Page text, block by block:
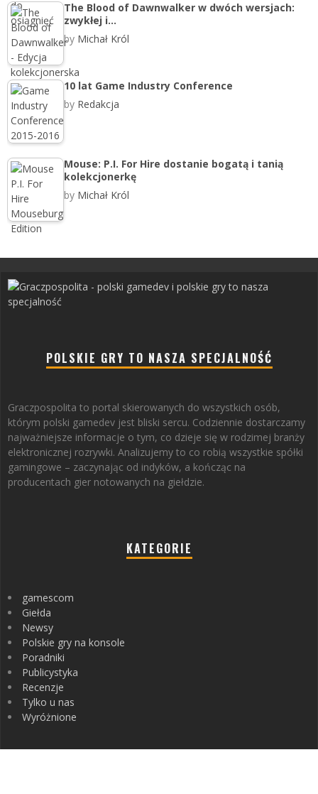
The Blood of Dawnwalker w dwóch wersjach:
zwykłej i…
by Michał Król
10 lat Game Industry Conference
by Redakcja
Mouse: P.I. For Hire dostanie bogatą i tanią
kolekcjonerkę
by Michał Król
POLSKIE GRY TO NASZA SPECJALNOŚĆ
Graczpospolita to portal skierowanych do wszystkich osób,
którym polski gamedev jest bliski sercu. Codziennie dostarczamy
najważniejsze informacje o tym, co dzieje się w rodzimej branży
elektronicznej rozrywki. Analizujemy to co robią wszystkie spółki
gamingowe – zaczynając od indyków, a kończąc na
producentach gier notowanych na giełdzie.
KATEGORIE
gamescom
Giełda
Newsy
Polskie gry na konsole
Poradniki
Publicystyka
Recenzje
Tylko u nas
Wyróżnione